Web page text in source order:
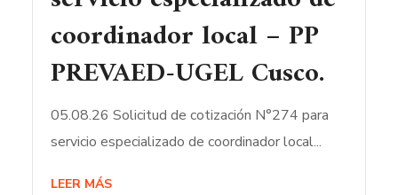
coordinador local – PP
PREVAED-UGEL Cusco.
05.08.26 Solicitud de cotización N°274 para
servicio especializado de coordinador local...
LEER MÁS